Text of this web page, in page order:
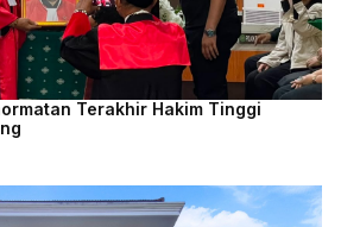
Terakhir Hakim Tinggi